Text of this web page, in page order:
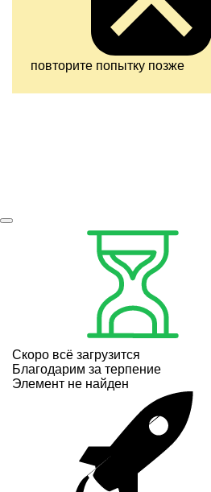
повторите попытку позже
Скоро всё загрузится
Благодарим за терпение
Элемент не найден